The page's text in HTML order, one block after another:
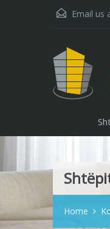
Email us
Home